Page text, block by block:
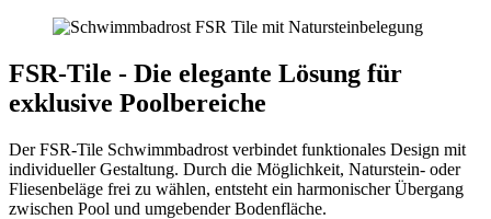
FSR-Tile - Die elegante Lösung für
exklusive Poolbereiche
Der FSR-Tile Schwimmbadrost verbindet funktionales Design mit
individueller Gestaltung. Durch die Möglichkeit, Naturstein- oder
Fliesenbeläge frei zu wählen, entsteht ein harmonischer Übergang
zwischen Pool und umgebender Bodenfläche.